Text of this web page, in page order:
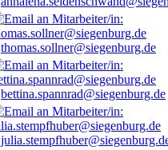
thomas.sollner@siegenburg.de
bettina.spannrad@siegenburg.de